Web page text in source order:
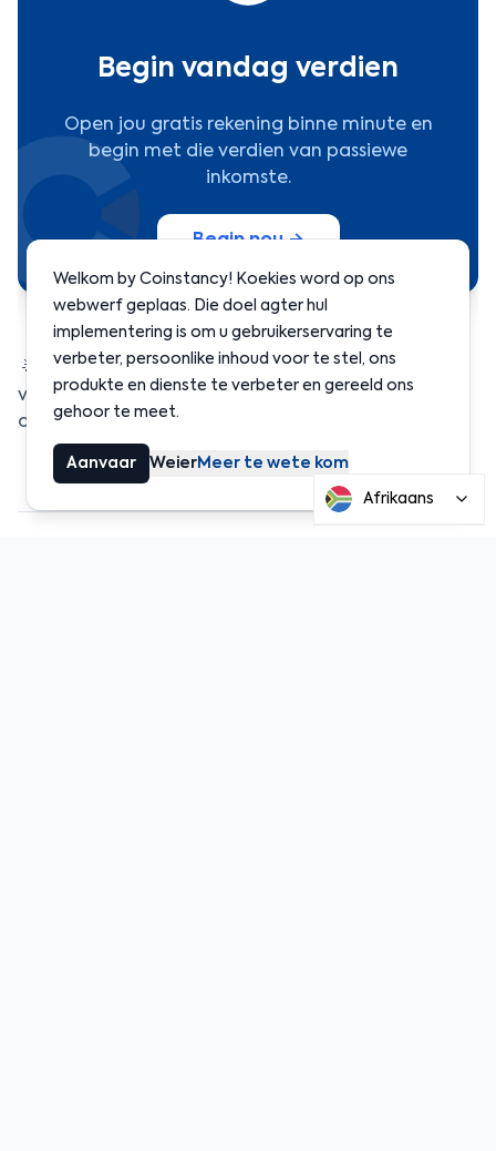
Begin vandag verdien
Open jou gratis rekening binne minute en
begin met die verdien van passiewe
inkomste.
Begin nou →
🌟 Met Coinstancy kan u oplossings soos Pendle
verken en u kripto in slim, gediversifiseerde
opbrengste omskakel.
Welkom by Coinstancy! Koekies word op ons
webwerf geplaas. Die doel agter hul
implementering is om u gebruikerservaring te
verbeter, persoonlike inhoud voor te stel, ons
produkte en dienste te verbeter en gereeld ons
gehoor te meet.
Aanvaar WeierMeer te wete kom
Afrikaans